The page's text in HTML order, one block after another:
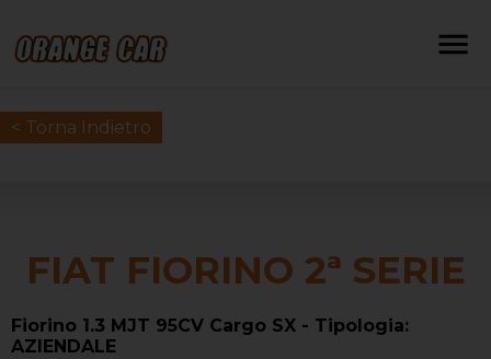
< Torna Indietro
FIAT FIORINO 2ª SERIE
Fiorino 1.3 MJT 95CV Cargo SX - Tipologia:
AZIENDALE